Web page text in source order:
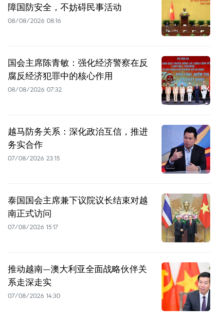
障国防安全，不妨碍民事活动
08/08/2026 08:16
国会主席陈青敏：强化经济警察在反
腐反经济犯罪中的核心作用
08/08/2026 07:32
越马防务关系：深化政治互信，推进
务实合作
07/08/2026 23:15
泰国国会主席兼下议院议长结束对越
南正式访问
07/08/2026 15:17
推动越南—澳大利亚全面战略伙伴关
系走深走实
07/08/2026 14:30